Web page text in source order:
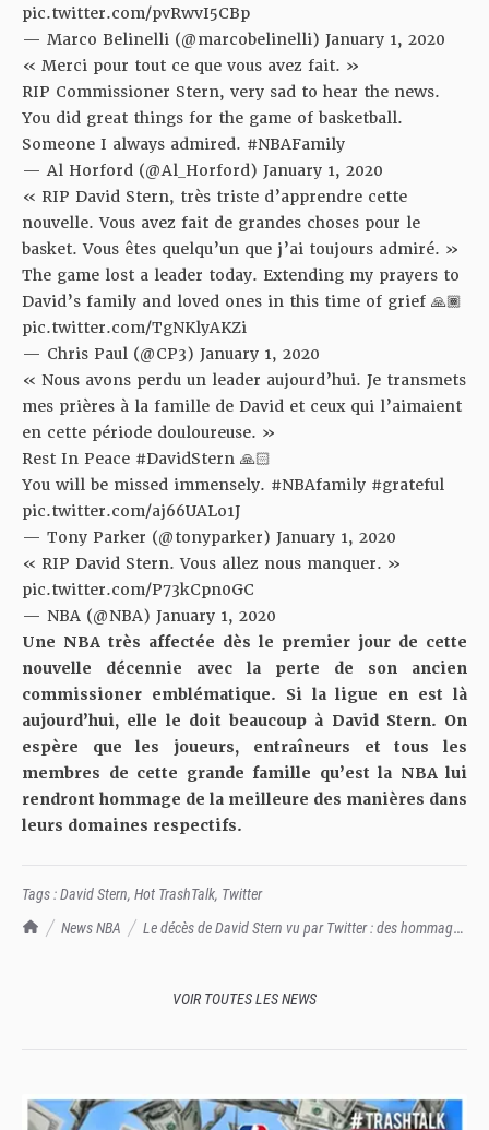
TrashTalk Actu NBA
News NBA
Le décès de David Stern vu par Twitter : des hommages
pic.twitter.com/pvRwvI5CBp
— Marco Belinelli (@marcobelinelli) January 1, 2020
« Merci pour tout ce que vous avez fait. »
RIP Commissioner Stern, very sad to hear the news.
You did great things for the game of basketball.
Someone I always admired. #NBAFamily
— Al Horford (@Al_Horford) January 1, 2020
« RIP David Stern, très triste d’apprendre cette
nouvelle. Vous avez fait de grandes choses pour le
basket. Vous êtes quelqu’un que j’ai toujours admiré. »
The game lost a leader today. Extending my prayers to
David’s family and loved ones in this time of grief 🙏🏾
pic.twitter.com/TgNKlyAKZi
— Chris Paul (@CP3) January 1, 2020
« Nous avons perdu un leader aujourd’hui. Je transmets
mes prières à la famille de David et ceux qui l’aimaient
en cette période douloureuse. »
Rest In Peace #DavidStern 🙏🏻
You will be missed immensely. #NBAfamily #grateful
pic.twitter.com/aj66UALo1J
— Tony Parker (@tonyparker) January 1, 2020
« RIP David Stern. Vous allez nous manquer. »
pic.twitter.com/P73kCpn0GC
— NBA (@NBA) January 1, 2020
Une NBA très affectée dès le premier jour de cette
nouvelle décennie avec la perte de son ancien
commissioner emblématique. Si la ligue en est là
aujourd’hui, elle le doit beaucoup à David Stern. On
espère que les joueurs, entraîneurs et tous les
membres de cette grande famille qu’est la NBA lui
rendront hommage de la meilleure des manières dans
leurs domaines respectifs.
Tags :David Stern, Hot TrashTalk, Twitter
VOIR TOUTES LES NEWS